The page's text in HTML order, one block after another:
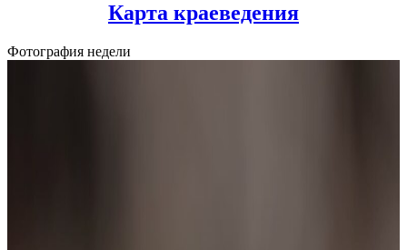
Карта краеведения
Фотография недели